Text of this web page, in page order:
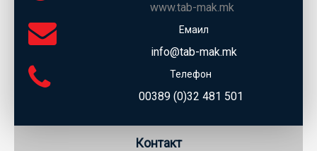
www.tab-mak.mk
Емаил
info@tab-mak.mk
Телефон
00389 (0)32 481 501
Контакт